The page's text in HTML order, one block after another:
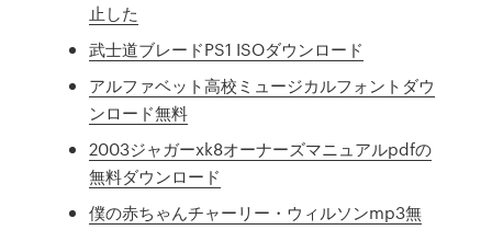
止した
武士道ブレードPS1 ISOダウンロード
アルファベット高校ミュージカルフォントダウ
ンロード無料
2003ジャガーxk8オーナーズマニュアルpdfの
無料ダウンロード
僕の赤ちゃんチャーリー・ウィルソンmp3無